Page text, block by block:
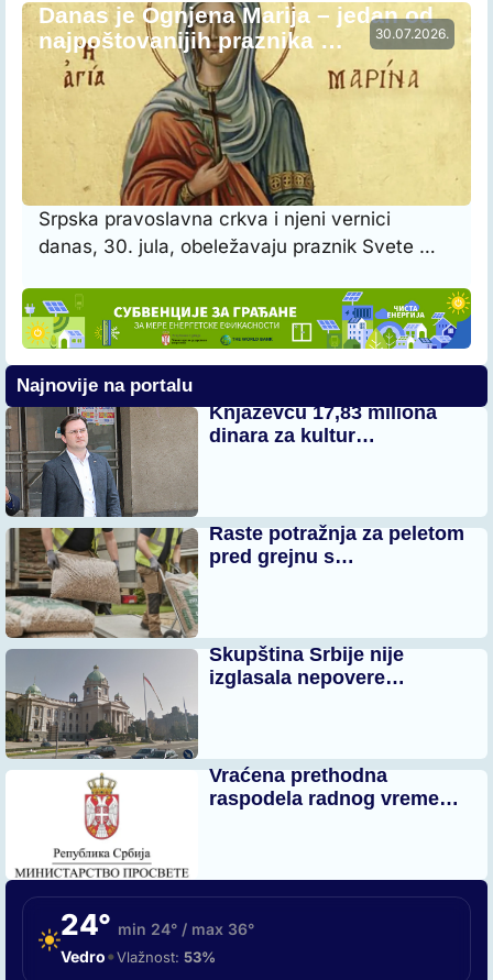
30.07.2026.
Danas je Ognjena Marija – jedan od
najpoštovanijih praznika …
Srpska pravoslavna crkva i njeni vernici
danas, 30. jula, obeležavaju praznik Svete …
Najnovije na portalu
Knjaževcu 17,83 miliona
dinara za kultur…
Raste potražnja za peletom
pred grejnu s…
Skupština Srbije nije
izglasala nepovere…
Vraćena prethodna
raspodela radnog vreme…
24° min 24° / max 36°
Vedro•Vlažnost: 53%